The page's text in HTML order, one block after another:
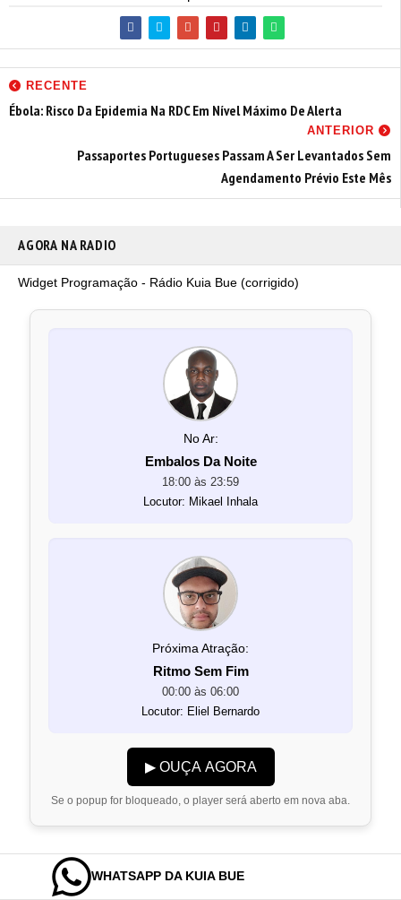
RECENTE
Ébola: Risco Da Epidemia Na RDC Em Nível Máximo De Alerta
ANTERIOR
Passaportes Portugueses Passam A Ser Levantados Sem
Agendamento Prévio Este Mês
AGORA NA RADIO
Widget Programação - Rádio Kuia Bue (corrigido)
No Ar:
Embalos Da Noite
18:00 às 23:59
Locutor: Mikael Inhala
Próxima Atração:
Ritmo Sem Fim
00:00 às 06:00
Locutor: Eliel Bernardo
▶ OUÇA AGORA
Se o popup for bloqueado, o player será aberto em nova aba.
WHATSAPP DA KUIA BUE